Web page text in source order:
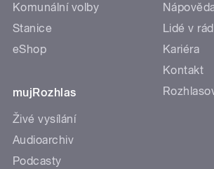
Komunální volby
Stanice
eShop
mujRozhlas
Živé vysílání
Audioarchiv
Podcasty
Lidé v
Kariéra
Kontakt